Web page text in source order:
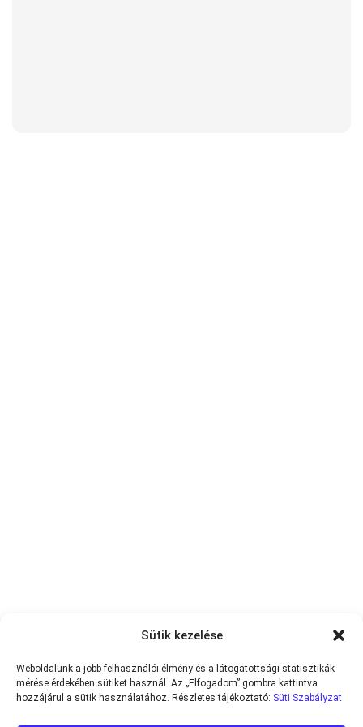
Sütik kezelése
Weboldalunk a jobb felhasználói élmény és a látogatottsági statisztikák
mérése érdekében sütiket használ. Az „Elfogadom” gombra kattintva
hozzájárul a sütik használatához. Részletes tájékoztató: Süti Szabályzat